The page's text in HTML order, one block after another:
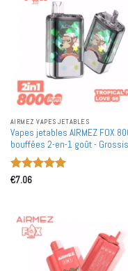
AIRMEZ VAPES JETABLES
Vapes jetables AIRMEZ FOX
bouffées 2-en-1 goût -
Note
€7.06